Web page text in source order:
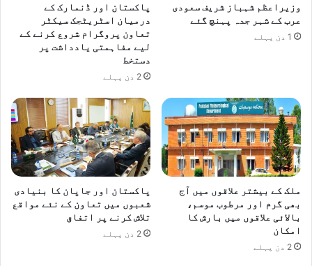
وزیراعظم شہباز شریف سعودی
عرب کے شہر جدہ پہنچ گئے
1 دن پہلے
پاکستان اور ڈنمارک کے
درمیان اسٹریٹجک سیکٹر
تعاون پروگرام شروع کرنے کے
لیے مفاہمتی یادداشت پر
دستخط
2 دن پہلے
ملک کے بیشتر علاقوں میں آج
بھی گرم اور مرطوب موسم،
بالائی علاقوں میں بارش کا
امکان
2 دن پہلے
پاکستان اور جاپان کا بنیادی
شعبوں میں تعاون کے نئے مواقع
تلاش کرنے پر اتفاق
2 دن پہلے